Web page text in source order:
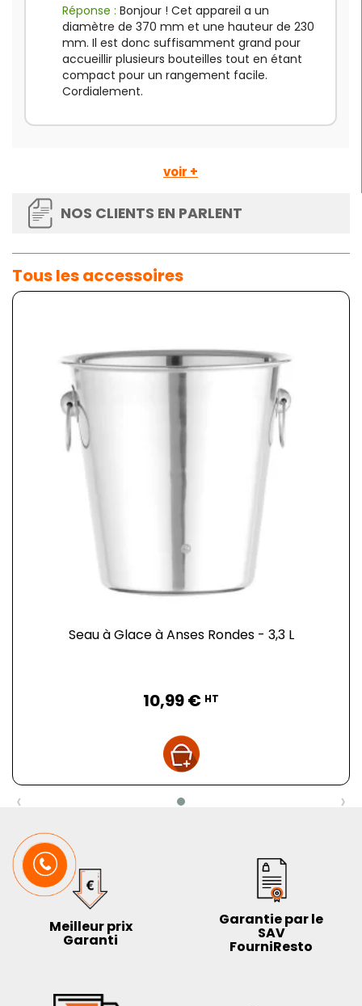
Réponse : Bonjour ! Cet appareil a un
diamètre de 370 mm et une hauteur de 230
mm. Il est donc suffisamment grand pour
accueillir plusieurs bouteilles tout en étant
compact pour un rangement facile.
Cordialement.
voir +
NOS CLIENTS EN PARLENT
Tous les accessoires
Seau à Glace à Anses Rondes - 3,3 L
10,99 € HT
‹ ›
Meilleur prix
Garanti
Garantie par le
SAV
FourniResto